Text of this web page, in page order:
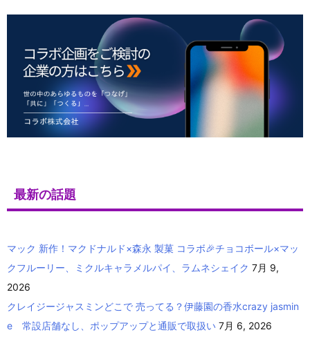
最新の話題
マック 新作！マクドナルド×森永 製菓 コラボ🎉チョコボール×マッ
クフルーリー、ミクルキャラメルパイ、ラムネシェイク 7月 9,
2026
クレイジージャスミンどこで 売ってる？伊藤園の香水crazy jasmin
e 常設店舗なし、ポップアップと通販で取扱い 7月 6, 2026